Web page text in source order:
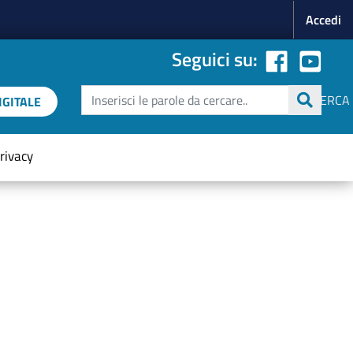
Accedi
Seguici su:
Cerca
CERCA